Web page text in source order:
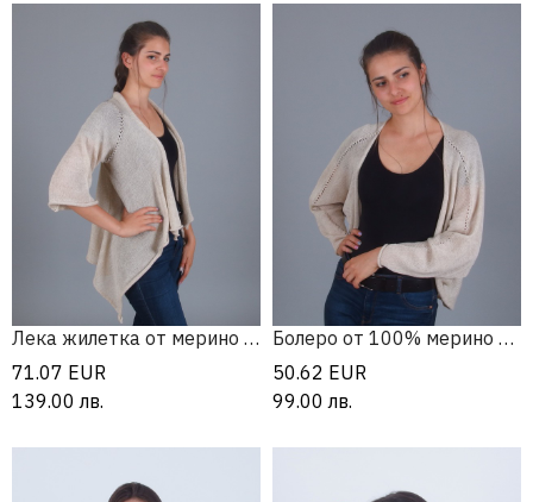
Лека жилетка от мерино вълна
71.07 EUR
139.00 лв.
Болеро от 100% мерино вълна
50.62 EUR
99.00 лв.